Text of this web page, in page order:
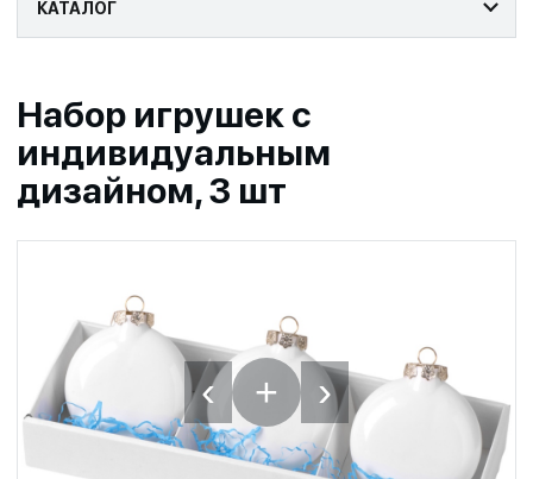
КАТАЛОГ
Набор игрушек с
индивидуальным
дизайном, 3 шт
‹ + ›